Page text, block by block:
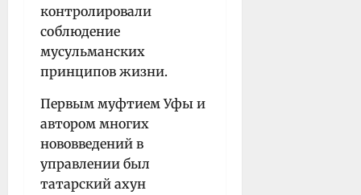
контролировали
соблюдение
мусульманских
принципов жизни.
Первым муфтием Уфы и
автором многих
нововведений в
управлении был
татарский ахун